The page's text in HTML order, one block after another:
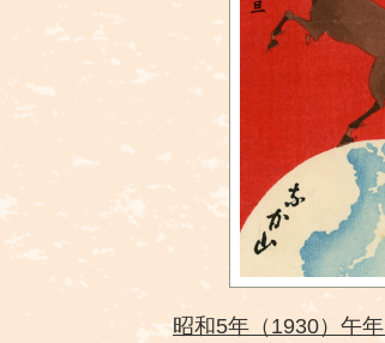
昭和5年（1930）午年